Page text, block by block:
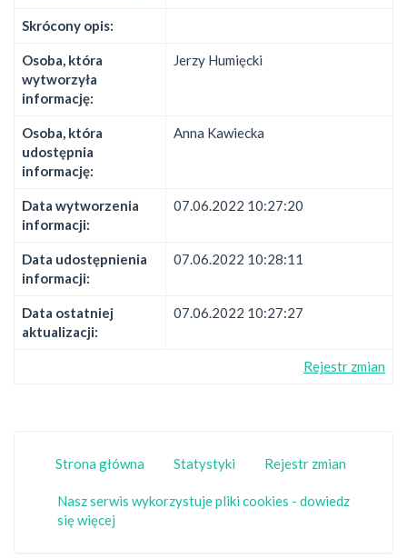
Skrócony opis:
Osoba, która
wytworzyła
informację:
Jerzy Humięcki
Osoba, która
udostępnia
informację:
Anna Kawiecka
Data wytworzenia
informacji:
07.06.2022 10:27:20
Data udostępnienia
informacji:
07.06.2022 10:28:11
Data ostatniej
aktualizacji:
07.06.2022 10:27:27
Rejestr zmian
Strona główna Statystyki Rejestr zmian
Nasz serwis wykorzystuje pliki cookies - dowiedz
się więcej